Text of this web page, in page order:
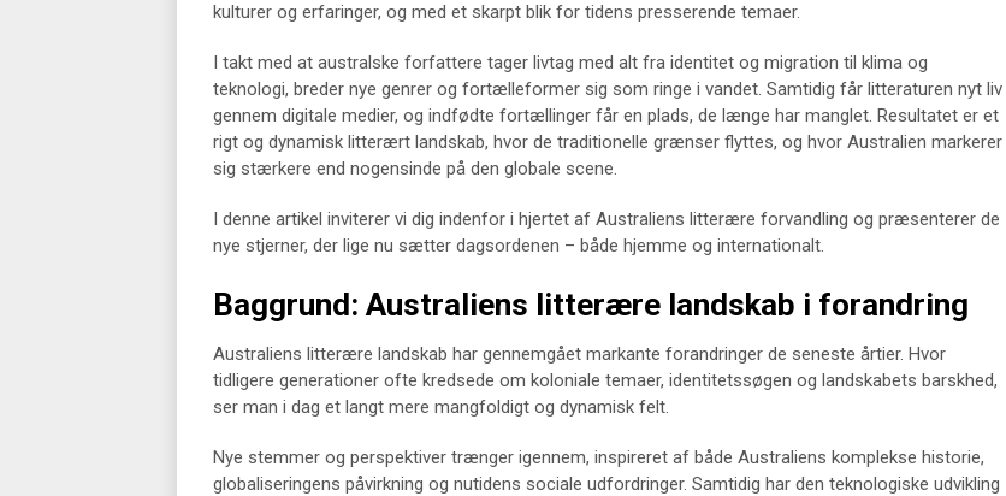
kulturer og erfaringer, og med et skarpt blik for tidens presserende temaer.
I takt med at australske forfattere tager livtag med alt fra identitet og migration til klima og
teknologi, breder nye genrer og fortælleformer sig som ringe i vandet. Samtidig får litteraturen nyt liv
gennem digitale medier, og indfødte fortællinger får en plads, de længe har manglet. Resultatet er et
rigt og dynamisk litterært landskab, hvor de traditionelle grænser flyttes, og hvor Australien markerer
sig stærkere end nogensinde på den globale scene.
I denne artikel inviterer vi dig indenfor i hjertet af Australiens litterære forvandling og præsenterer de
nye stjerner, der lige nu sætter dagsordenen – både hjemme og internationalt.
Baggrund: Australiens litterære landskab i forandring
Australiens litterære landskab har gennemgået markante forandringer de seneste årtier. Hvor
tidligere generationer ofte kredsede om koloniale temaer, identitetssøgen og landskabets barskhed,
ser man i dag et langt mere mangfoldigt og dynamisk felt.
Nye stemmer og perspektiver trænger igennem, inspireret af både Australiens komplekse historie,
globaliseringens påvirkning og nutidens sociale udfordringer. Samtidig har den teknologiske udvikling